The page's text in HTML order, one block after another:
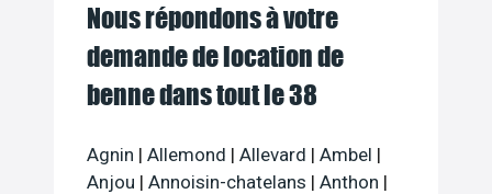
Nous répondons à votre
demande de location de
benne dans tout le 38
Agnin | Allemond | Allevard | Ambel |
Anjou | Annoisin-chatelans | Anthon |